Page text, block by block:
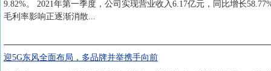
9.82%。 2021年第一季度，公司实现营业收入6.17亿元，同比增长
毛利率影响正逐渐消散...
迎5G东风全面布局，多品牌并举携手向前